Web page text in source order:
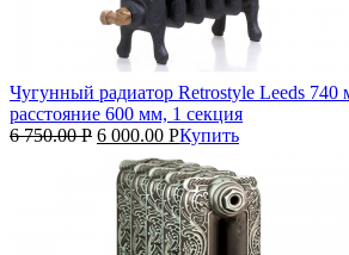
Чугунный радиатор Retrostyle Leeds 740
расстояние 600 мм, 1 секция
6 750.00Р 6 000.00 РКупить